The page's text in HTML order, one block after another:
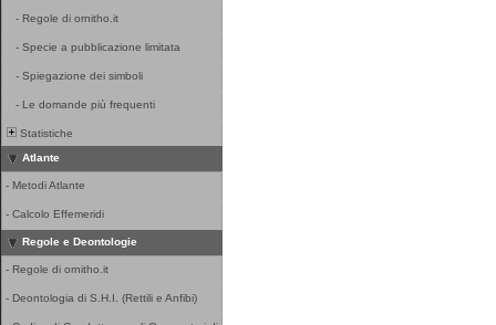
- Regole di ornitho.it
- Specie a pubblicazione limitata
- Spiegazione dei simboli
- Le domande più frequenti
Statistiche
Atlante
- Metodi Atlante
- Calcolo Effemeridi
Regole e Deontologie
- Regole di ornitho.it
- Deontologia di S.H.I. (Rettili e Anfibi)